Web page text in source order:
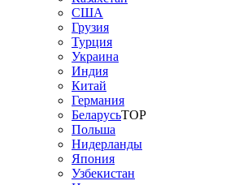
США
Грузия
Турция
Украина
Индия
Китай
Германия
БеларусьTOP
Польша
Нидерланды
Япония
Узбекистан